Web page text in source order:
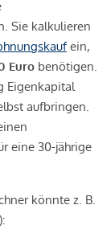
Sie kalkulieren
ein,
Euro benötigen.
Eigenkapital
aufbringen.
eine 30-jährige
könnte z. B.